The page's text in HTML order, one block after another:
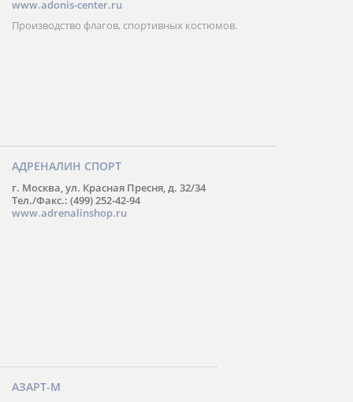
www.adonis-center.ru
Производство флагов, спортивных костюмов.
АДРЕНАЛИН СПОРТ
г. Москва, ул. Красная Пресня, д. 32/34
Тел./Факс.: (499) 252-42-94
www.adrenalinshop.ru
АЗАРТ-М